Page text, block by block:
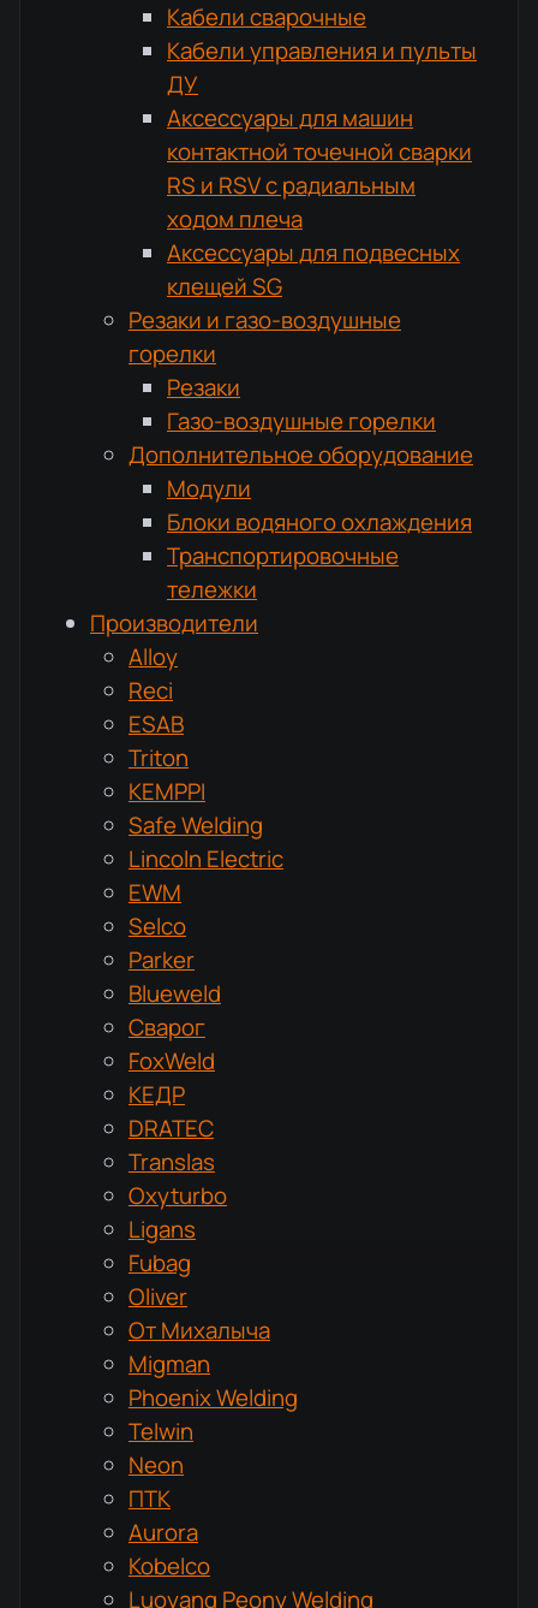
Кабели сварочные
Кабели управления и пульты
ДУ
Аксессуары для машин
контактной точечной сварки
RS и RSV с радиальным
ходом плеча
Аксессуары для подвесных
клещей SG
Резаки и газо-воздушные
горелки
Резаки
Газо-воздушные горелки
Дополнительное оборудование
Модули
Блоки водяного охлаждения
Транспортировочные
тележки
Производители
Alloy
Reci
ESAB
Triton
KEMPPI
Safe Welding
Lincoln Electric
EWM
Selco
Parker
Blueweld
Сварог
FoxWeld
КЕДР
DRATEC
Translas
Oxyturbo
Ligans
Fubag
Oliver
От Михалыча
Migman
Phoenix Welding
Telwin
Neon
ПТК
Aurora
Kobelco
Luoyang Peony Welding